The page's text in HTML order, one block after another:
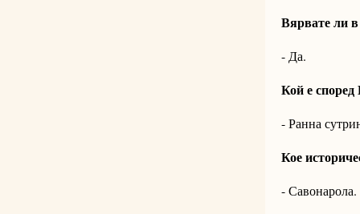
Вярвате ли
- Да.
Кой е според
- Ранна
Кое
- Савонарола.